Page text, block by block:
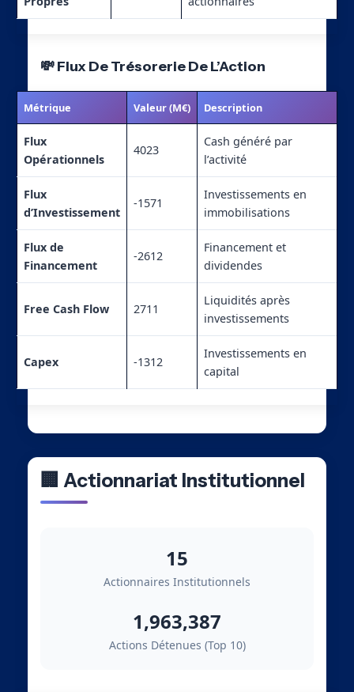
💸 Flux De Trésorerie De L’Action
Métrique Valeur (M€) Description
Flux
Opérationnels
4023
Cash généré par
l’activité
Flux
d’Investissement
-1571
Investissements en
immobilisations
Flux de
Financement
-2612
Financement et
dividendes
Free Cash Flow 2711
Liquidités après
investissements
Capex -1312
Investissements en
capital
🏢 Actionnariat Institutionnel
15
Actionnaires Institutionnels
1,963,387
Actions Détenues (Top 10)